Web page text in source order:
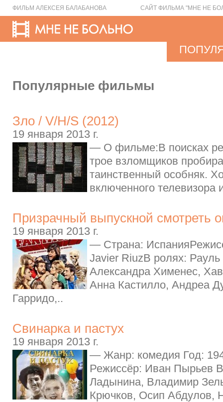
ФИЛЬМ АЛЕКСЕЯ БАЛАБАНОВА САЙТ ФИЛЬМА "МНЕ НЕ
Популярные фильмы
Зло / V/H/S (2012)
19 января 2013 г.
— О фильме:В поисках
трое взломщиков
таинственный особняк.
включенного телевизора
Призрачный выпускной смотреть
19 января 2013 г.
— Страна:
Javier RiuzВ ролях:
Александра Хименес,
Анна Кастилло, Андреа
Гарридо,..
Свинарка и пастух
19 января 2013 г.
— Жанр: комедия Год:
Режиссёр: Иван Пырьев
Ладынина, Владимир
Крючков, Осип Абдулов,